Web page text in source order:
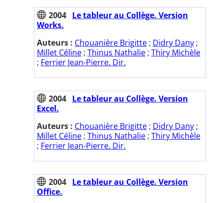
2004 Le tableur au Collège. Version
Works.
Auteurs : Chouanière Brigitte ; Didry Dany ;
Millet Céline ; Thinus Nathalie ; Thiry Michèle
; Ferrier Jean-Pierre. Dir.
2004 Le tableur au Collège. Version
Excel.
Auteurs : Chouanière Brigitte ; Didry Dany ;
Millet Céline ; Thinus Nathalie ; Thiry Michèle
; Ferrier Jean-Pierre. Dir.
2004 Le tableur au Collège. Version
Office.